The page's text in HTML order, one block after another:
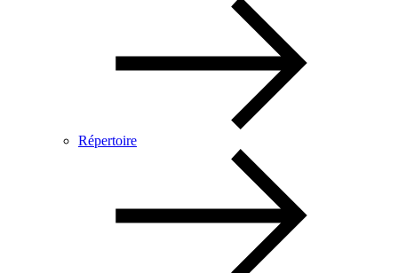
Répertoire